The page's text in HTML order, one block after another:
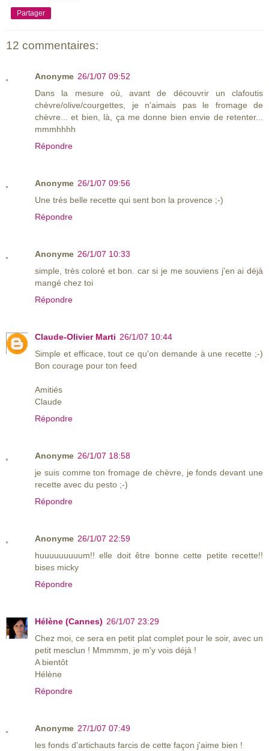
Partager
12 commentaires:
Anonyme 26/1/07 09:52
Dans la mesure où, avant de découvrir un clafoutis
chèvre/olive/courgettes, je n'aimais pas le fromage de
chèvre... et bien, là, ça me donne bien envie de retenter...
mmmhhhh
Répondre
Anonyme 26/1/07 09:56
Une trés belle recette qui sent bon la provence ;-)
Répondre
Anonyme 26/1/07 10:33
simple, très coloré et bon. car si je me souviens j'en ai déjà
mangé chez toi
Répondre
Claude-Olivier Marti 26/1/07 10:44
Simple et efficace, tout ce qu'on demande à une recette ;-)
Bon courage pour ton feed
Amitiés
Claude
Répondre
Anonyme 26/1/07 18:58
je suis comme ton fromage de chèvre, je fonds devant une
recette avec du pesto ;-)
Répondre
Anonyme 26/1/07 22:59
huuuuuuuuum!! elle doit être bonne cette petite recette!!
bises micky
Répondre
Hélène (Cannes) 26/1/07 23:29
Chez moi, ce sera en petit plat complet pour le soir, avec un
petit mesclun ! Mmmmm, je m'y vois déjà !
A bientôt
Hélène
Répondre
Anonyme 27/1/07 07:49
les fonds d'artichauts farcis de cette façon j'aime bien !